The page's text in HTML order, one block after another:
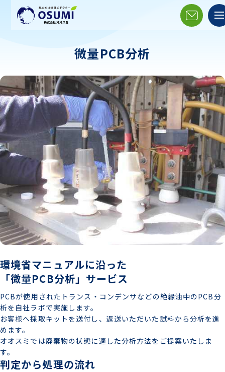
微量PCB分析
環境省マニュアルに沿った
「微量PCB分析」サービス
PCBが使用されたトランス・コンデンサなどの絶縁油中のPCB分
析を自社ラボで実施します。
お客様へ採取キットを送付し、返送いただいた試料から分析を進
めます。
オオスミでは廃棄物の状態に適した分析方法をご提案いたしま
す。
判定から処理の流れ